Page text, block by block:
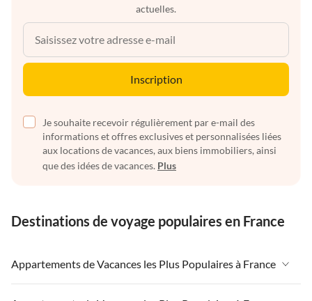
actuelles.
Inscription
Je souhaite recevoir régulièrement par e-mail des
informations et offres exclusives et personnalisées liées
aux locations de vacances, aux biens immobiliers, ainsi
que des idées de vacances. Plus
Destinations de voyage populaires en France
Appartements de Vacances les Plus Populaires à France